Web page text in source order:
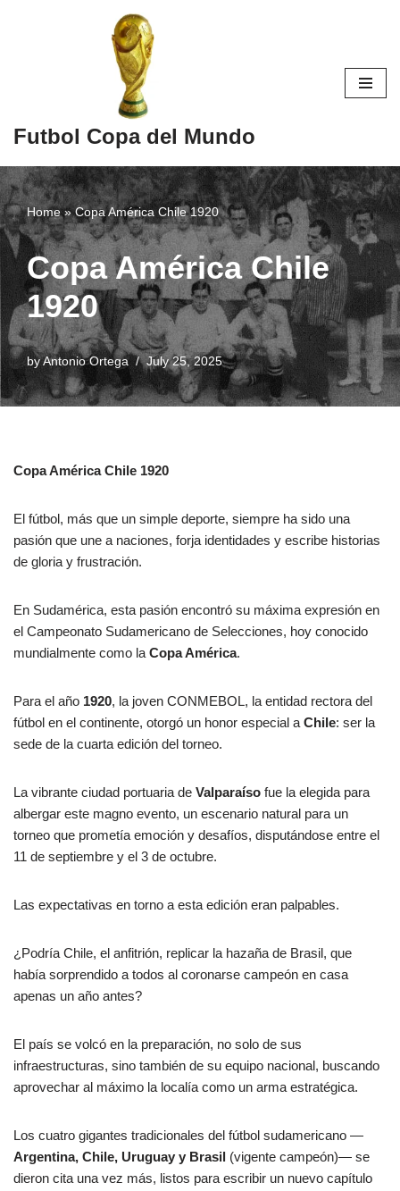
Futbol Copa del Mundo
Home»Copa América Chile 1920
Copa América Chile
1920
byAntonio Ortega July 25, 2025
Copa América Chile 1920
El fútbol, más que un simple deporte, siempre ha sido una
pasión que une a naciones, forja identidades y escribe historias
de gloria y frustración.
En Sudamérica, esta pasión encontró su máxima expresión en
el Campeonato Sudamericano de Selecciones, hoy conocido
mundialmente como la Copa América.
Para el año 1920, la joven CONMEBOL, la entidad rectora del
fútbol en el continente, otorgó un honor especial a Chile: ser la
sede de la cuarta edición del torneo.
La vibrante ciudad portuaria de Valparaíso fue la elegida para
albergar este magno evento, un escenario natural para un
torneo que prometía emoción y desafíos, disputándose entre el
11 de septiembre y el 3 de octubre.
Las expectativas en torno a esta edición eran palpables.
¿Podría Chile, el anfitrión, replicar la hazaña de Brasil, que
había sorprendido a todos al coronarse campeón en casa
apenas un año antes?
El país se volcó en la preparación, no solo de sus
infraestructuras, sino también de su equipo nacional, buscando
aprovechar al máximo la localía como un arma estratégica.
Los cuatro gigantes tradicionales del fútbol sudamericano —
Argentina, Chile, Uruguay y Brasil (vigente campeón)— se
dieron cita una vez más, listos para escribir un nuevo capítulo